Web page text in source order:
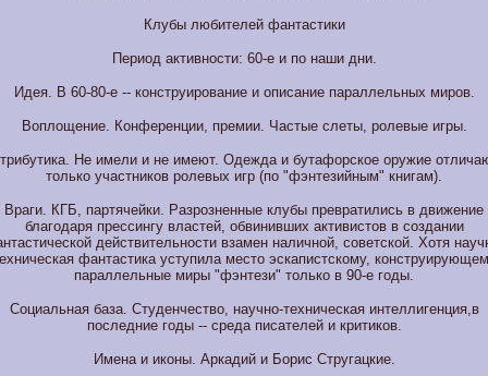
Клубы любителей фантастики
Период активности: 60-е и по наши дни.
Идея. В 60-80-е -- конструирование и описание параллельных миров.
Воплощение. Конференции, премии. Частые слеты, ролевые игры.
Не имели и не имеют. Одежда и бутафорское оружие
только участников ролевых игр (по "фэнтезийным" книгам).
Враги. КГБ, партячейки. Разрозненные клубы превратились в движение
благодаря прессингу властей, обвинивших активистов в создании
действительности взамен наличной, советской. Хотя
фантастика уступила место эскапистскому,
параллельные миры "фэнтези" только в 90-е годы.
Социальная база. Студенчество, научно-техническая интеллигенция,в
последние годы -- среда писателей и критиков.
Имена и иконы. Аркадий и Борис Стругацкие.